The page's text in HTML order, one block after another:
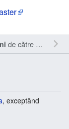
de către RappY.
, exceptând